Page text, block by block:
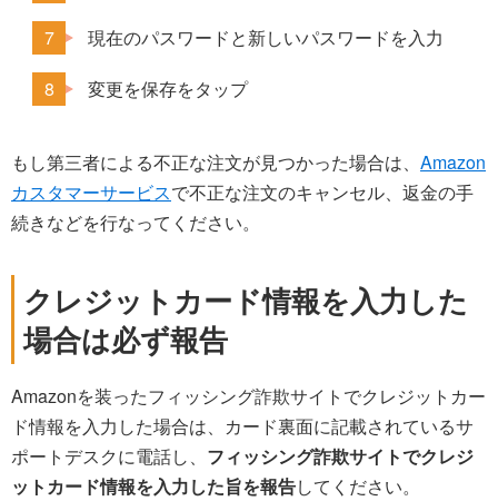
現在のパスワードと新しいパスワードを入力
変更を保存をタップ
もし第三者による不正な注文が見つかった場合は、 Amazon
カスタマーサービスで不正な注文のキャンセル、返金の手
続きなどを行なってください。
クレジットカード情報を入力した
場合は必ず報告
Amazonを装ったフィッシング詐欺サイトでクレジットカー
ド情報を入力した場合は、カード裏面に記載されているサ
ポートデスクに電話し、 フィッシング詐欺サイトでクレジ
ットカード情報を入力した旨を報告してください。